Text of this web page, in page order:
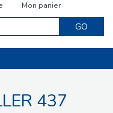
Mon panier
GO
437